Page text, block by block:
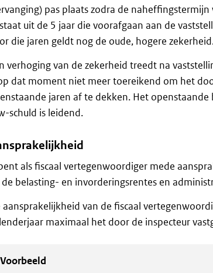
pas plaats zodra de
uit de 5 jaar die voorafgaan aan de
die jaren geldt nog de oude, hogere
verhoging van de zekerheid treedt na
dat moment niet meer toereikend om het
jaren af te dekken. Het
schuld is leidend.
als fiscaal vertegenwoordiger mede
de belasting- en invorderingsrentes en
aansprakelijkheid van de fiscaal
maximaal het door de inspecteur
Voorbeeld